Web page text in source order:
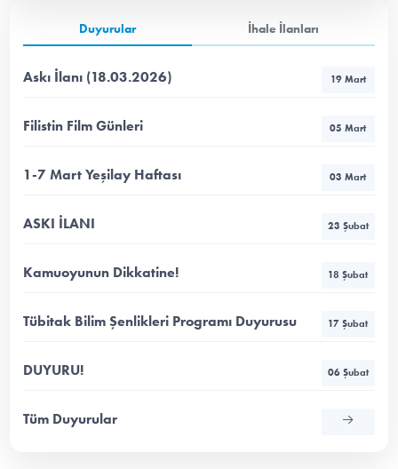
Duyurular İhale İlanları
Askı İlanı (18.03.2026) 19 Mart
Filistin Film Günleri 05 Mart
1-7 Mart Yeşilay Haftası 03 Mart
ASKI İLANI 23 Şubat
Kamuoyunun Dikkatine! 18 Şubat
Tübitak Bilim Şenlikleri Programı Duyurusu 17 Şubat
DUYURU! 06 Şubat
Tüm Duyurular